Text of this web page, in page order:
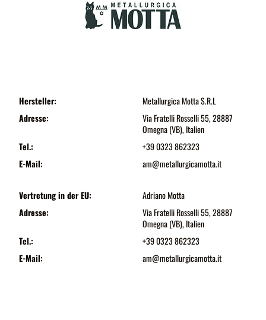
Hersteller:
Metallurgica Motta S.R.L
Adresse:
Via Fratelli Rosselli 55, 28887
Omegna (VB), Italien
Tel.:
+39 0323 862323
E-Mail:
am@metallurgicamotta.it
Vertretung in der EU:
Adriano Motta
Adresse:
Via Fratelli Rosselli 55, 28887
Omegna (VB), Italien
Tel.:
+39 0323 862323
E-Mail:
am@metallurgicamotta.it